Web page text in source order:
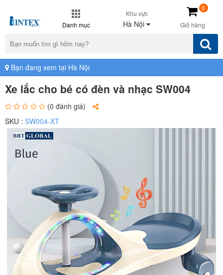
Danh mục
Khu vực
Hà Nội Giỏ hàng
0
Bạn đang xem tại Hà Nội
Xe lắc cho bé có đèn và nhạc SW004
(0 đánh giá)
SKU : SW004-XT